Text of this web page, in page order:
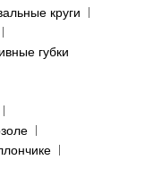
круги
губки